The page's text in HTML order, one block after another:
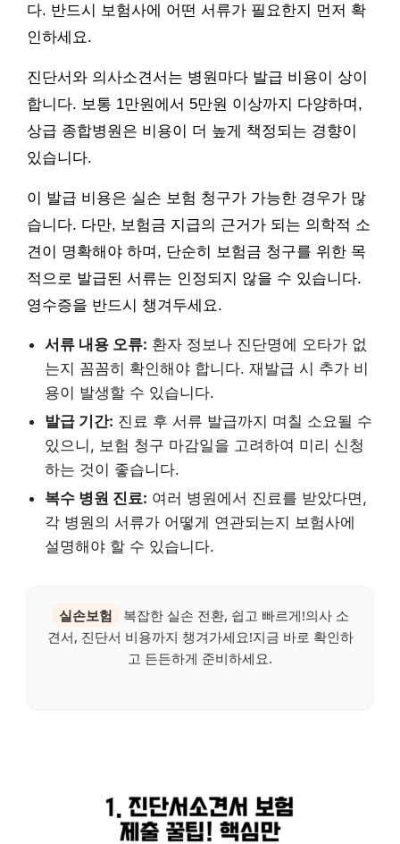
다. 반드시 보험사에 어떤 서류가 필요한지 먼저 확
인하세요.
진단서와 의사소견서는 병원마다 발급 비용이 상이
합니다. 보통 1만원에서 5만원 이상까지 다양하며,
상급 종합병원은 비용이 더 높게 책정되는 경향이
있습니다.
이 발급 비용은 실손 보험 청구가 가능한 경우가 많
습니다. 다만, 보험금 지급의 근거가 되는 의학적 소
견이 명확해야 하며, 단순히 보험금 청구를 위한 목
적으로 발급된 서류는 인정되지 않을 수 있습니다.
영수증을 반드시 챙겨두세요.
서류 내용 오류: 환자 정보나 진단명에 오타가 없
는지 꼼꼼히 확인해야 합니다. 재발급 시 추가 비
용이 발생할 수 있습니다.
발급 기간: 진료 후 서류 발급까지 며칠 소요될 수
있으니, 보험 청구 마감일을 고려하여 미리 신청
하는 것이 좋습니다.
복수 병원 진료: 여러 병원에서 진료를 받았다면,
각 병원의 서류가 어떻게 연관되는지 보험사에
설명해야 할 수 있습니다.
실손보험
복잡한 실손 전환, 쉽고 빠르게!의사 소
견서, 진단서 비용까지 챙겨가세요!지금 바로 확인하
고 든든하게 준비하세요.